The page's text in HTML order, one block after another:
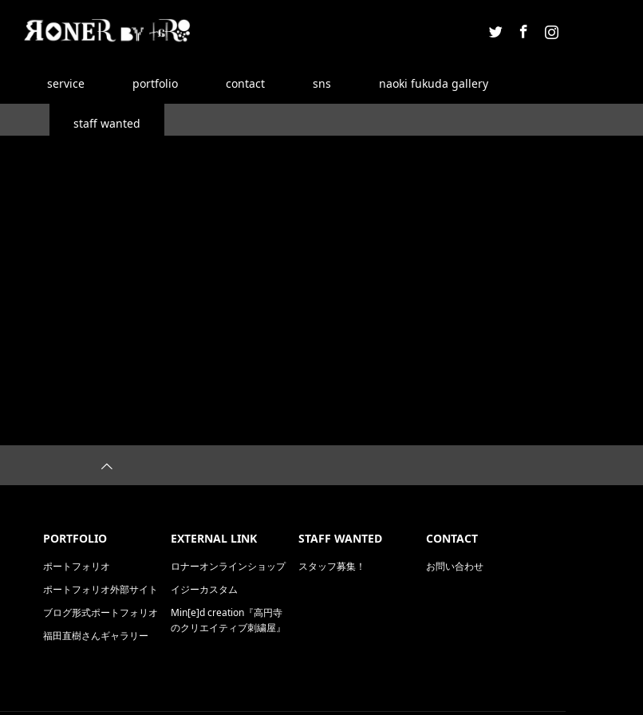
service portfolio contact sns naoki fukuda gallery
staff wanted
PORTFOLIO
ポートフォリオ
ポートフォリオ外部サイト
ブログ形式ポートフォリオ
福田直樹さんギャラリー
EXTERNAL LINK
ロナーオンラインショップ
イジーカスタム
Min[e]d creation『高円寺
のクリエイティブ刺繍屋』
STAFF WANTED
スタッフ募集！
CONTACT
お問い合わせ